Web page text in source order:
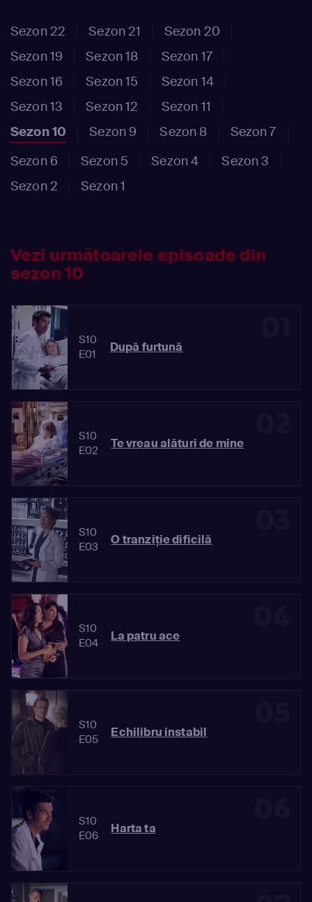
Sezon 22 Sezon 21
Sezon 20
Sezon 19
Sezon 18
Sezon 17
Sezon 16
Sezon 15
Sezon 14
Sezon 13
Sezon 12
Sezon 11
Sezon 10
Sezon 9 Sezon 8
Sezon 7
Sezon 6
Sezon 5 Sezon 4
Sezon 3
Sezon 2
Sezon 1
Vezi următoarele episoade din
sezon 10
S10
E01
După furtună
S10
E02
Te vreau alături de mine
S10
E03
O tranziţie dificilă
S10
E04
La patru ace
S10
E05
Echilibru instabil
S10
E06
Harta ta